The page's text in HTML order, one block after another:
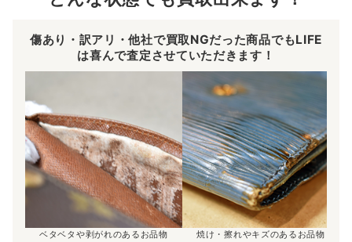
傷あり・訳アリ・他社で買取NGだった商品でもLIFE
は喜んで査定させていただきます！
ベタベタや剥がれのあるお品物 焼け・擦れやキズのあるお品物